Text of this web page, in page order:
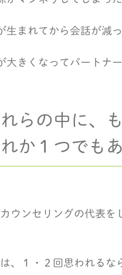
生まれてから会話が減
大きくなってパートナ
らの中に、
れか１つでも
ウンセリングの代表を
、１・２回思われるな